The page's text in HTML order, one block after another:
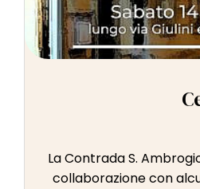
La Contrada S.
collaborazione con